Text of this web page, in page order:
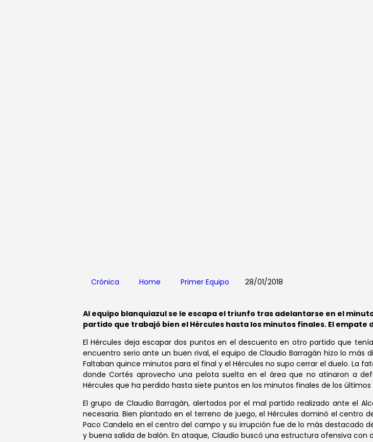
Crónica Home Primer Equipo 28/01/2018
Al equipo blanquiazul se le escapa el triunfo tras adelantarse en el
partido que trabajó bien el Hércules hasta los minutos finales. El empate
El Hércules deja escapar dos puntos en el descuento en otro partido que
encuentro serio ante un buen rival, el equipo de Claudio Barragán hizo lo
Faltaban quince minutos para el final y el Hércules no supo cerrar el duelo. La
donde Cortés aprovecho una pelota suelta en el área que no atinaron a
Hércules que ha perdido hasta siete puntos en los minutos finales de los
El grupo de Claudio Barragán, alertados por el mal partido realizado ante el
necesaria. Bien plantado en el terreno de juego, el Hércules dominó el centro
Paco Candela en el centro del campo y su irrupción fue de lo más destacado
y buena salida de balón. En ataque, Claudio buscó una estructura ofensiva con